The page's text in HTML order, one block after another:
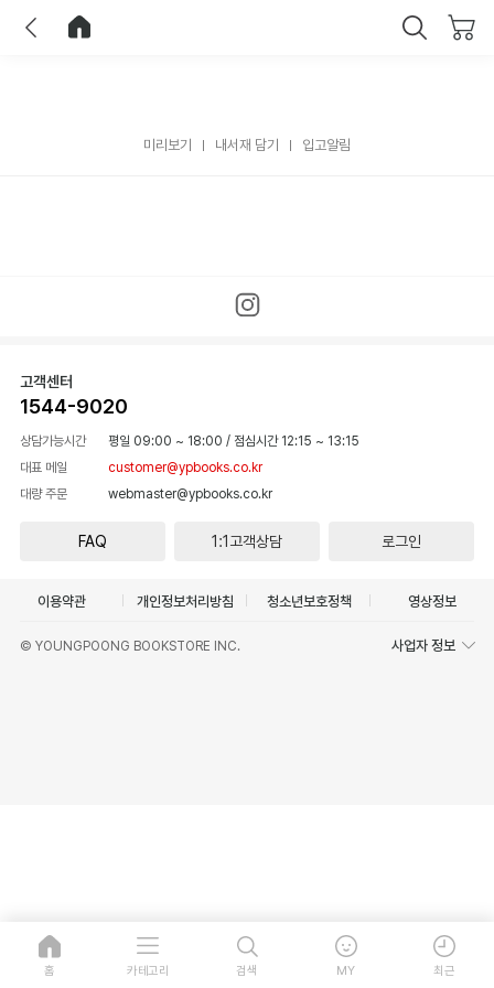
미리보기 내서재 담기 입고알림
고객센터
1544-9020
상담가능시간 평일 09:00 ~ 18:00 / 점심시간 12:15 ~ 13:15
대표 메일
customer@ypbooks.co.kr
대량 주문
webmaster@ypbooks.co.kr
FAQ 1:1고객상담 로그인
이용약관 개인정보처리방침 청소년보호정책 영상정보
© YOUNGPOONG BOOKSTORE INC. 사업자 정보
홈 카테고리 검색 MY 최근